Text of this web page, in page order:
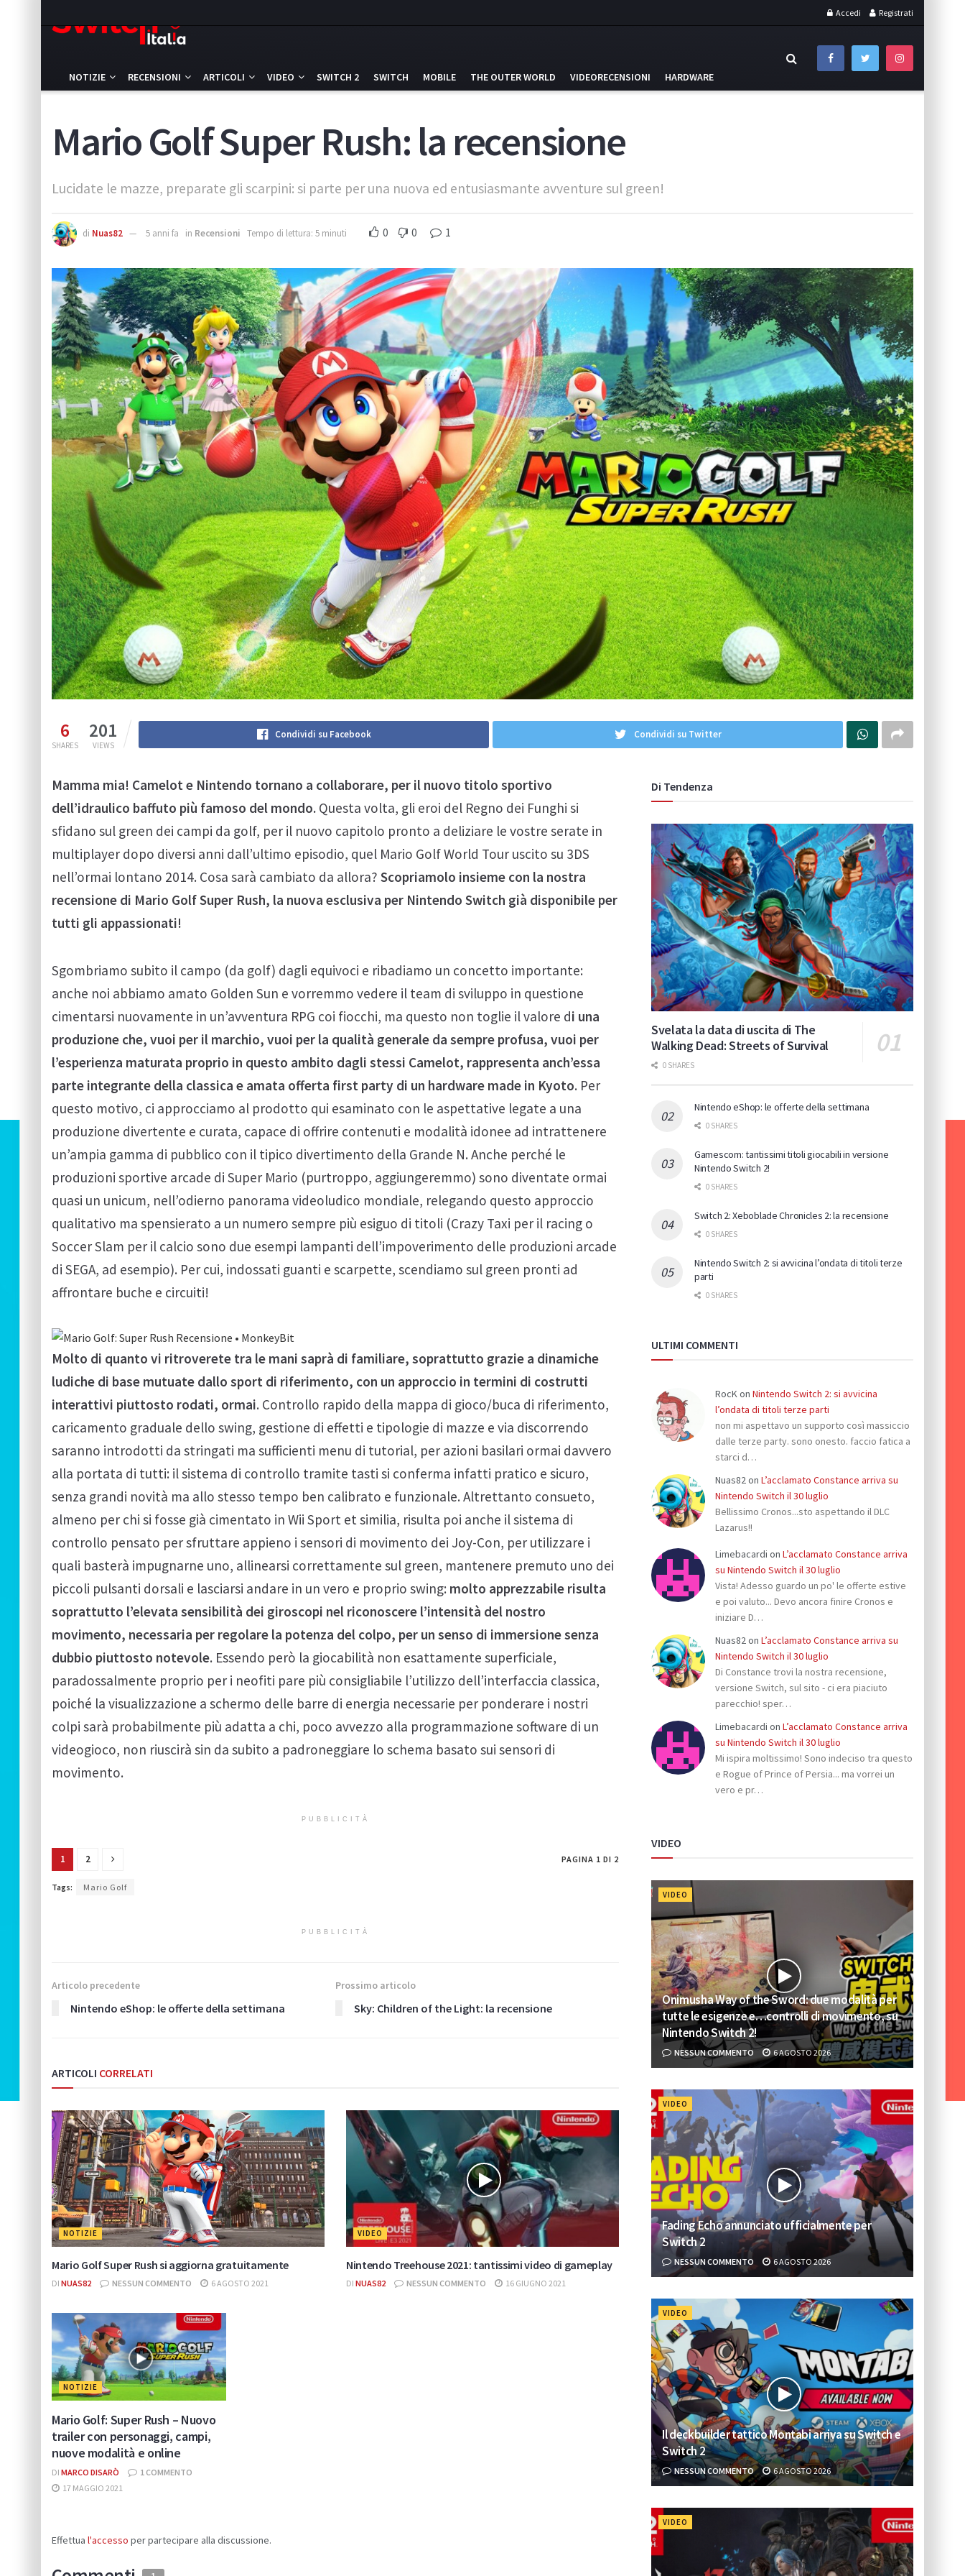
Accedi Registrati
NOTIZIE RECENSIONI ARTICOLI VIDEO SWITCH 2 SWITCH MOBILE THE OUTER WORLD VIDEORECENSIONI HARDWARE
Mario Golf Super Rush: la recensione
Lucidate le mazze, preparate gli scarpini: si parte per una nuova ed entusiasmante avventure sul green!
di Nuas82 5 anni fa in Recensioni Tempo di lettura: 5 minuti 0 0 1
6
SHARES
201
VIEWS
Condividi su Facebook Condividi su Twitter
Mamma mia! Camelot e Nintendo tornano a collaborare, per il nuovo titolo sportivo
dell’idraulico baffuto più famoso del mondo. Questa volta, gli eroi del Regno dei Funghi si
sfidano sul green dei campi da golf, per il nuovo capitolo pronto a deliziare le vostre serate in
multiplayer dopo diversi anni dall’ultimo episodio, quel Mario Golf World Tour uscito su 3DS
nell’ormai lontano 2014. Cosa sarà cambiato da allora? Scopriamolo insieme con la nostra
recensione di Mario Golf Super Rush, la nuova esclusiva per Nintendo Switch già disponibile per
tutti gli appassionati!
Sgombriamo subito il campo (da golf) dagli equivoci e ribadiamo un concetto importante:
anche noi abbiamo amato Golden Sun e vorremmo vedere il team di sviluppo in questione
cimentarsi nuovamente in un’avventura RPG coi fiocchi, ma questo non toglie il valore di una
produzione che, vuoi per il marchio, vuoi per la qualità generale da sempre profusa, vuoi per
l’esperienza maturata proprio in questo ambito dagli stessi Camelot, rappresenta anch’essa
parte integrante della classica e amata offerta first party di un hardware made in Kyoto. Per
questo motivo, ci approcciamo al prodotto qui esaminato con le aspettative legate a una
produzione divertente e curata, capace di offrire contenuti e modalità idonee ad intrattenere
un’ampia gamma di pubblico con il tipico divertimento della Grande N. Anche perché le
produzioni sportive arcade di Super Mario (purtroppo, aggiungeremmo) sono diventate ormai
quasi un unicum, nell’odierno panorama videoludico mondiale, relegando questo approccio
qualitativo ma spensierato a un numero sempre più esiguo di titoli (Crazy Taxi per il racing o
Soccer Slam per il calcio sono due esempi lampanti dell’impoverimento delle produzioni arcade
di SEGA, ad esempio). Per cui, indossati guanti e scarpette, scendiamo sul green pronti ad
affrontare buche e circuiti!
Molto di quanto vi ritroverete tra le mani saprà di familiare, soprattutto grazie a dinamiche
ludiche di base mutuate dallo sport di riferimento, con un approccio in termini di costrutti
interattivi piuttosto rodati, ormai. Controllo rapido della mappa di gioco/buca di riferimento,
caricamento graduale dello swing, gestione di effetti e tipologie di mazze e via discorrendo
saranno introdotti da stringati ma sufficienti menu di tutorial, per azioni basilari ormai davvero
alla portata di tutti: il sistema di controllo tramite tasti si conferma infatti pratico e sicuro,
senza grandi novità ma allo stesso tempo ben calibrato e funzionale. Altrettanto consueto,
almeno per chi si fosse già cimentato in Wii Sport et similia, risulta poi anche il sistema di
controllo pensato per sfruttare appieno i sensori di movimento dei Joy-Con, per utilizzare i
quali basterà impugnarne uno, allinearsi correttamente sul green, mantenere premuto uno dei
piccoli pulsanti dorsali e lasciarsi andare in un vero e proprio swing: molto apprezzabile risulta
soprattutto l’elevata sensibilità dei giroscopi nel riconoscere l’intensità del nostro
movimento, necessaria per regolare la potenza del colpo, per un senso di immersione senza
dubbio piuttosto notevole. Essendo però la giocabilità non esattamente superficiale,
paradossalmente proprio per i neofiti pare più consigliabile l’utilizzo dell’interfaccia classica,
poiché la visualizzazione a schermo delle barre di energia necessarie per ponderare i nostri
colpi sarà probabilmente più adatta a chi, poco avvezzo alla programmazione software di un
videogioco, non riuscirà sin da subito a padroneggiare lo schema basato sui sensori di
movimento.
PUBBLICITÀ
PAGINA 1 DI 2
1 2
Tags: Mario Golf
PUBBLICITÀ
Articolo precedente
Nintendo eShop: le offerte della settimana
Prossimo articolo
Sky: Children of the Light: la recensione
ARTICOLI CORRELATI
NOTIZIE
Mario Golf Super Rush si aggiorna gratuitamente
DI NUAS82 NESSUN COMMENTO 6 AGOSTO 2021
VIDEO
Nintendo Treehouse 2021: tantissimi video di gameplay
DI NUAS82 NESSUN COMMENTO 16 GIUGNO 2021
NOTIZIE
Mario Golf: Super Rush – Nuovo
trailer con personaggi, campi,
nuove modalità e online
DI MARCO DISARÒ
1 COMMENTO
17 MAGGIO 2021
Effettua l'accesso per partecipare alla discussione.
Di Tendenza
Svelata la data di uscita di The
Walking Dead: Streets of Survival
0 SHARES
Nintendo eShop: le offerte della settimana
0 SHARES
Gamescom: tantissimi titoli giocabili in versione
Nintendo Switch 2!
0 SHARES
Switch 2: Xeboblade Chronicles 2: la recensione
0 SHARES
Nintendo Switch 2: si avvicina l’ondata di titoli terze
parti
0 SHARES
ULTIMI COMMENTI
RocKon Nintendo Switch 2: si avvicina
l’ondata di titoli terze parti
non mi aspettavo un supporto così massiccio
dalle terze party. sono onesto. faccio fatica a
starci d…
Nuas82on L’acclamato Constance arriva su
Nintendo Switch il 30 luglio
Bellissimo Cronos...sto aspettando il DLC
Lazarus!!
Limebacardi on L’acclamato Constance arriva
su Nintendo Switch il 30 luglio
Vista! Adesso guardo un po' le offerte estive
e poi valuto... Devo ancora finire Cronos e
iniziare D…
Nuas82on L’acclamato Constance arriva su
Nintendo Switch il 30 luglio
Di Constance trovi la nostra recensione,
versione Switch, sul sito - ci era piaciuto
parecchio! sper…
Limebacardi on L’acclamato Constance arriva
su Nintendo Switch il 30 luglio
Mi ispira moltissimo! Sono indeciso tra questo
e Rogue of Prince of Persia... ma vorrei un
vero e pr…
VIDEO
VIDEO
Onimusha Way of the Sword: due modalità per
tutte le esigenze e…controlli di movimento, su
Nintendo Switch 2!
NESSUN COMMENTO 6 AGOSTO 2026
VIDEO
Fading Echo annunciato ufficialmente per
Switch 2
NESSUN COMMENTO 6 AGOSTO 2026
VIDEO
Il deckbuilder tattico Montabi arriva su Switch e
Switch 2
NESSUN COMMENTO 6 AGOSTO 2026
VIDEO